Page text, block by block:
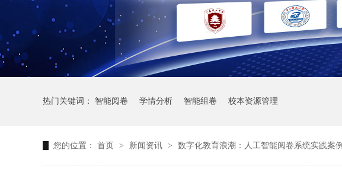
热门关键词： 智能阅卷 学情分析 智能组卷 校本资源管理
您的位置： 首页 > 新闻资讯 > 数字化教育浪潮：人工智能阅卷系统实践案例